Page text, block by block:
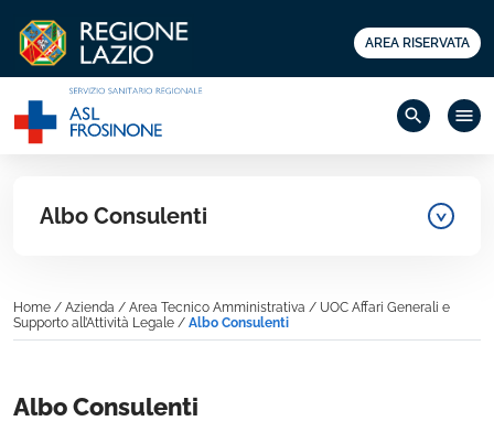
AREA RISERVATA
search menu
Albo Consulenti
Home / Azienda / Area Tecnico Amministrativa / UOC Affari Generali e
Supporto all’Attività Legale / Albo Consulenti
Albo Consulenti